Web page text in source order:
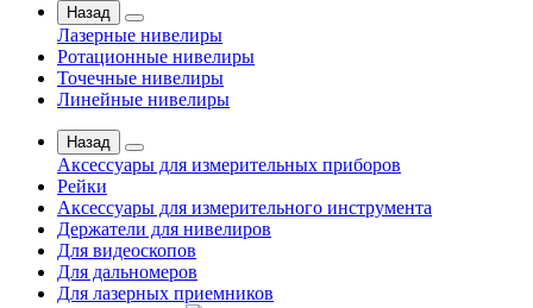
Назад
Лазерные нивелиры
Ротационные нивелиры
Точечные нивелиры
Линейные нивелиры
Назад
Аксессуары для измерительных приборов
Рейки
Аксессуары для измерительного инструмента
Держатели для нивелиров
Для видеоскопов
Для дальномеров
Для лазерных приемников